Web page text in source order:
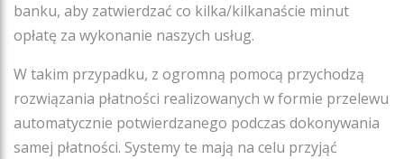
banku, aby zatwierdzać co kilka/kilkanaście minut
opłatę za wykonanie naszych usług.
W takim przypadku, z ogromną pomocą przychodzą
rozwiązania płatności realizowanych w formie przelewu
automatycznie potwierdzanego podczas dokonywania
samej płatności. Systemy te mają na celu przyjąć